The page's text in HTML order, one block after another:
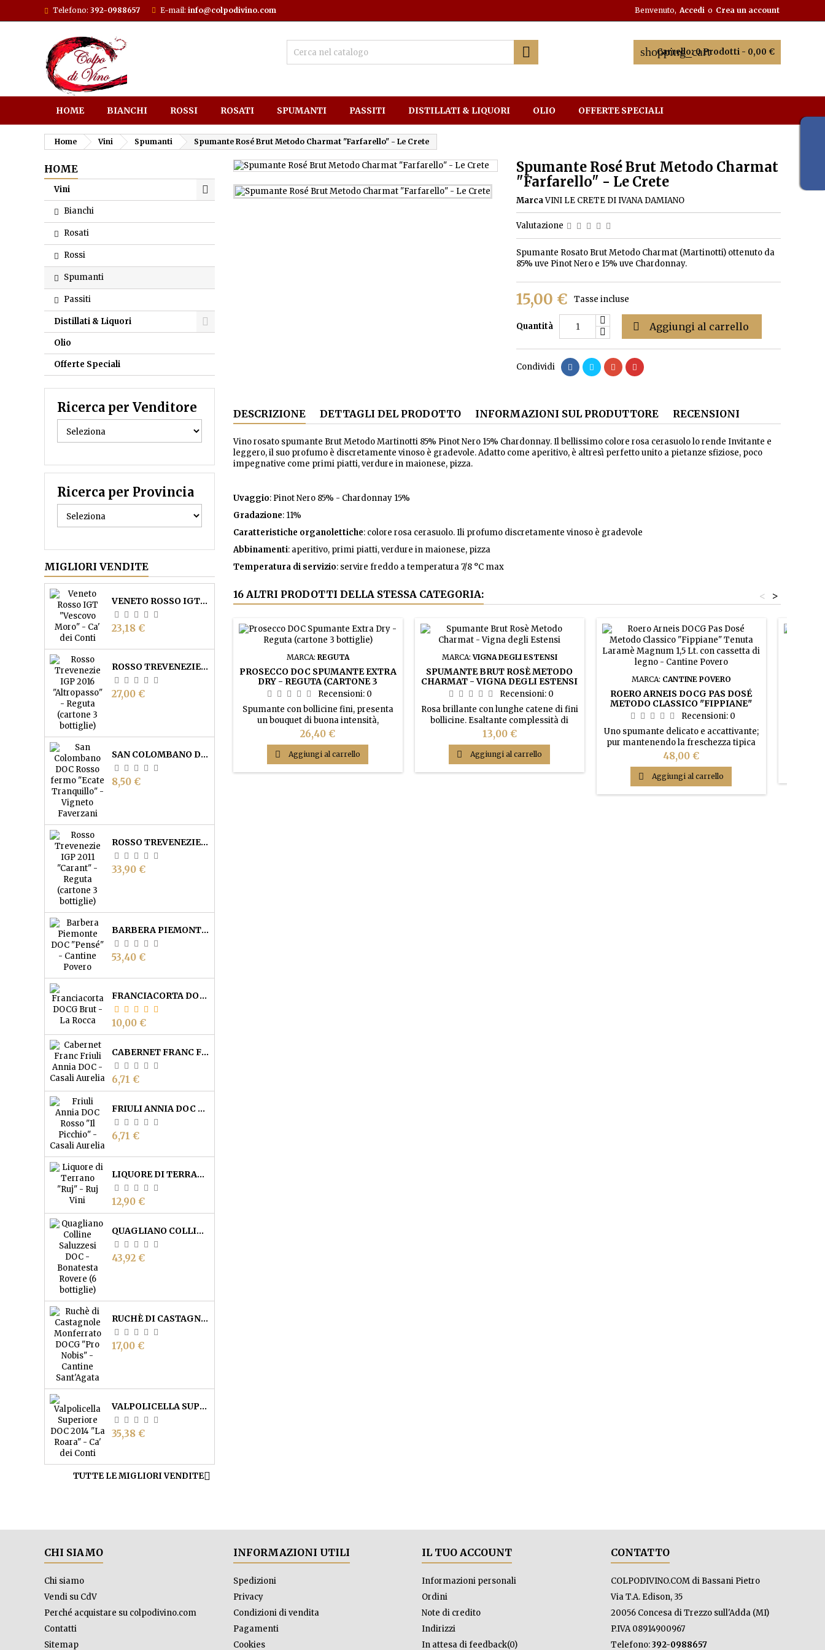
Telefono: 392-0988657 E-mail: info@colpodivino.com Benvenuto, Accedi o Crea un account
shopping_cart
Carrello:0Prodotti - 0,00 €

HOME BIANCHI ROSSI ROSATI SPUMANTI PASSITI DISTILLATI & LIQUORI OLIO OFFERTE SPECIALI
Home Vini Spumanti Spumante Rosé Brut Metodo Charmat "Farfarello" - Le Crete
HOME
Vini
Bianchi
Rosati
Rossi
Spumanti
Passiti
Distillati & Liquori
Olio
Offerte Speciali
Ricerca per Venditore
Ricerca per Provincia
MIGLIORI VENDITE
VENETO ROSSO IGT "VESCOVO MORO" - CA' DEI CONTI
Prezzo
23,18 €
ROSSO TREVENEZIE IGP "ALTROPASSO" - REGUTA (CARTONE 3 BOTTIGLIE)
Prezzo
27,00 €
SAN COLOMBANO DOC ROSSO FERMO "ECATE TRANQUILLO" - VIGNETO FAVERZANI
Prezzo
8,50 €
ROSSO TREVENEZIE IGP "CARANT" - REGUTA (CARTONE 3 BOTTIGLIE)
Prezzo
33,90 €
BARBERA PIEMONTE DOC "PENSÉ" - CANTINE POVERO
Prezzo
53,40 €
FRANCIACORTA DOCG BRUT - CANTINA LA ROCCA
Prezzo
10,00 €
CABERNET FRANC FRIULI ANNIA DOC - CASALI AURELIA
Prezzo
6,71 €
FRIULI ANNIA DOC ROSSO "IL PICCHIO" - CASALI AURELIA
Prezzo
6,71 €
LIQUORE DI TERRANO "RUJ" - RUJ VINI
Prezzo
12,90 €
QUAGLIANO COLLINE SALUZZESI DOC 2023 - BONATESTA ROVERE (6 BOTTIGLIE)
Prezzo
43,92 €
RUCHÈ DI CASTAGNOLE MONFERRATO DOCG "'NA VOTA" - CANTINE SANT'AGATA
Prezzo
17,00 €
VALPOLICELLA SUPERIORE DOC "LA ROARA" - CA' DEI CONTI
Prezzo
35,38 €
TUTTE LE MIGLIORI VENDITE
Spumante Rosé Brut Metodo Charmat
"Farfarello" - Le Crete
MarcaVINI LE CRETE DI IVANA DAMIANO
Valutazione
Spumante Rosato Brut Metodo Charmat (Martinotti) ottenuto da
85% uve Pinot Nero e 15% uve Chardonnay.
15,00 € Tasse incluse
Quantità  Aggiungi al carrello
Condividi
DESCRIZIONE DETTAGLI DEL PRODOTTO INFORMAZIONI SUL PRODUTTORE RECENSIONI
Vino rosato spumante Brut Metodo Martinotti 85% Pinot Nero 15% Chardonnay. Il bellissimo colore rosa cerasuolo lo rende Invitante e
leggero, il suo profumo è discretamente vinoso è gradevole. Adatto come aperitivo, è altresì perfetto unito a pietanze sfiziose, poco
impegnative come primi piatti, verdure in maionese, pizza.
Uvaggio: Pinot Nero 85% - Chardonnay 15%
Gradazione: 11%
Caratteristiche organolettiche: colore rosa cerasuolo. Ili profumo discretamente vinoso è gradevole
Abbinamenti: aperitivo, primi piatti, verdure in maionese, pizza
Temperatura di servizio: servire freddo a temperatura 7/8 °C max
16 ALTRI PRODOTTI DELLA STESSA CATEGORIA: >
<
MARCA: REGUTA
PROSECCO DOC SPUMANTE EXTRA
DRY - REGUTA (CARTONE 3
BOTTIGLIE)
Recensioni: 0
Spumante con bollicine fini, presenta
un bouquet di buona intensità,
lievemente aromatico, con sentori di
mela renetta. Al palato risulta molto
morbido, sostenuto con acidità sapida,
di facile bevibilità.
Prezzo
26,40 €
 Aggiungi al carrello
MARCA:VIGNA DEGLI ESTENSI
SPUMANTE BRUT ROSÈ METODO
CHARMAT - VIGNA DEGLI ESTENSI
Recensioni: 0
Rosa brillante con lunghe catene di fini
bollicine. Esaltante complessità di
profumi primari e secondari con
l’esuberanza tipica della uve lacrima.
Al palato si presenta di straordinaria
aromaticità esaltata da sapidità ed
acidità oltreché da ottima persistenza
Prezzo
13,00 €
 Aggiungi al carrello
MARCA: CANTINE POVERO
ROERO ARNEIS DOCG PAS DOSÉ
METODO CLASSICO "FIPPIANE"
TENUTA LARAMÈ MAGNUM 1,5 LT.
CANTINE POVERO
Recensioni: 0
Uno spumante delicato e accattivante;
pur mantenendo la freschezza tipica
dell'Arneis, sfoggia un'ottima struttura
e un'invitante fragranza derivate dal
lungo affinamento sur-lies.
Prezzo
48,00 €
 Aggiungi al carrello
CHI SIAMO
Chi siamo
Vendi su CdV
Perché acquistare su colpodivino.com
Contatti
Sitemap
INFORMAZIONI UTILI
Spedizioni
Privacy
Condizioni di vendita
Pagamenti
Cookies
IL TUO ACCOUNT
Informazioni personali
Ordini
Note di credito
Indirizzi
In attesa di feedback(0)
CONTATTO
COLPODIVINO.COM di Bassani Pietro
Via T.A. Edison, 35
20056 Concesa di Trezzo sull'Adda (MI)
P.IVA 08914900967
Telefono:392-0988657